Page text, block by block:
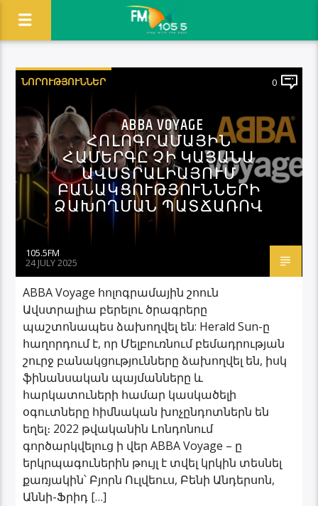
ՆՈՐՈՒԹՅՈՒՆՆԵՐ 0
ABBA VOYAGE
ՀՈԼՈԳՐԱՄԱՅԻՆ
ՀԱՄԵՐԳԸ ՉԻ ԿԱՅԱՆԱ
ԱՎՍՏՐԱԼԻԱՅՈՒՄ
ԲԱՆԱԿՑՈՒԹՅՈՒՆՆԵՐԻ
ՁԱԽՈՂՄԱՆ ՊԱՏՃԱՌՈՎ
105.5FM
24 JULY 2025
ABBA Voyage հոլոգրամային շոուն
Ավստրալիա բերելու ծրագրերը
պաշտոնապես ձախողվել են: Herald Sun-ը
հաղորդում է, որ Մելբուռնում բեմադրության
շուրջ բանակցությունները ձախողվել են, իսկ
ֆինանսական պայմանները և
հարկատուների համար կասկածելի
օգուտները հիմնական խոչընդոտներն են
եղել։ 2022 թվականին Լոնդոնում
գործարկվելուց ի վեր ABBA Voyage – ը
երկրպագուներին թույլ է տվել կրկին տեսնել
քառյակին՝ Բյորն Ուլվեուս, Բենի Անդերսոն,
Աննի-Ֆրիդ […]